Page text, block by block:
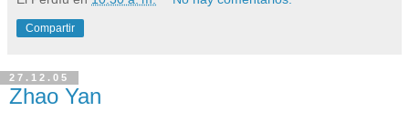
Compartir
27.12.05
Zhao Yan